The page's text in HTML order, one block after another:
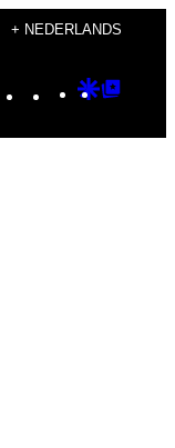
+ NEDERLANDS
Instagram
TikTok
YouTube
Google